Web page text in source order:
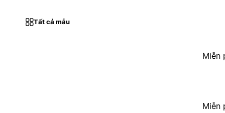
Tất cả mẫu
Miễn
Miễn